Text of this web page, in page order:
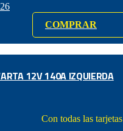
COMPRAR
12V 140A IZQUIERDA
Con todas las tarjetas